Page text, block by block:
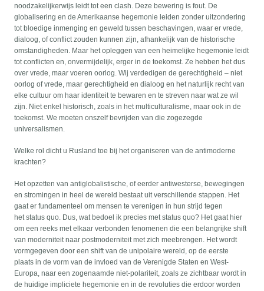
noodzakelijkerwijs leidt tot een clash. Deze bewering is fout. De
globalisering en de Amerikaanse hegemonie leiden zonder uitzondering
tot bloedige inmenging en geweld tussen beschavingen, waar er vrede,
dialoog, of conflict zouden kunnen zijn, afhankelijk van de historische
omstandigheden. Maar het opleggen van een heimelijke hegemonie leidt
tot conflicten en, onvermijdelijk, erger in de toekomst. Ze hebben het dus
over vrede, maar voeren oorlog. Wij verdedigen de gerechtigheid – niet
oorlog of vrede, maar gerechtigheid en dialoog en het naturlijk recht van
elke cultuur om haar identiteit te bewaren en te streven naar wat ze wil
zijn. Niet enkel historisch, zoals in het multiculturalisme, maar ook in de
toekomst. We moeten onszelf bevrijden van die zogezegde
universalismen.
Welke rol dicht u Rusland toe bij het organiseren van de antimoderne
krachten?
Het opzetten van antiglobalistische, of eerder antiwesterse, bewegingen
en stromingen in heel de wereld bestaat uit verschillende stappen. Het
gaat er fundamenteel om mensen te verenigen in hun strijd tegen
het status quo. Dus, wat bedoel ik precies met status quo? Het gaat hier
om een reeks met elkaar verbonden fenomenen die een belangrijke shift
van moderniteit naar postmoderniteit met zich meebrengen. Het wordt
vormgegeven door een shift van de unipolaire wereld, op de eerste
plaats in de vorm van de invloed van de Verenigde Staten en West-
Europa, naar een zogenaamde niet-polariteit, zoals ze zichtbaar wordt in
de huidige impliciete hegemonie en in de revoluties die erdoor worden